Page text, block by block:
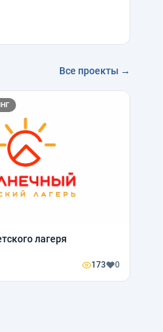
Все проекты →
лагеря
173 0